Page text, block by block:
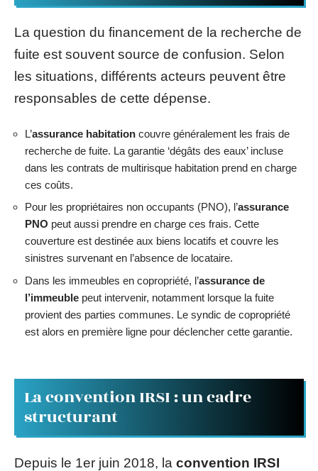
La question du financement de la recherche de
fuite est souvent source de confusion. Selon
les situations, différents acteurs peuvent être
responsables de cette dépense.
L’assurance habitation couvre généralement les frais de
recherche de fuite. La garantie ‘dégâts des eaux’ incluse
dans les contrats de multirisque habitation prend en charge
ces coûts.
Pour les propriétaires non occupants (PNO), l’assurance
PNO peut aussi prendre en charge ces frais. Cette
couverture est destinée aux biens locatifs et couvre les
sinistres survenant en l’absence de locataire.
Dans les immeubles en copropriété, l’assurance de
l’immeuble peut intervenir, notamment lorsque la fuite
provient des parties communes. Le syndic de copropriété
est alors en première ligne pour déclencher cette garantie.
La convention IRSI : un cadre
structurant
Depuis le 1er juin 2018, la convention IRSI